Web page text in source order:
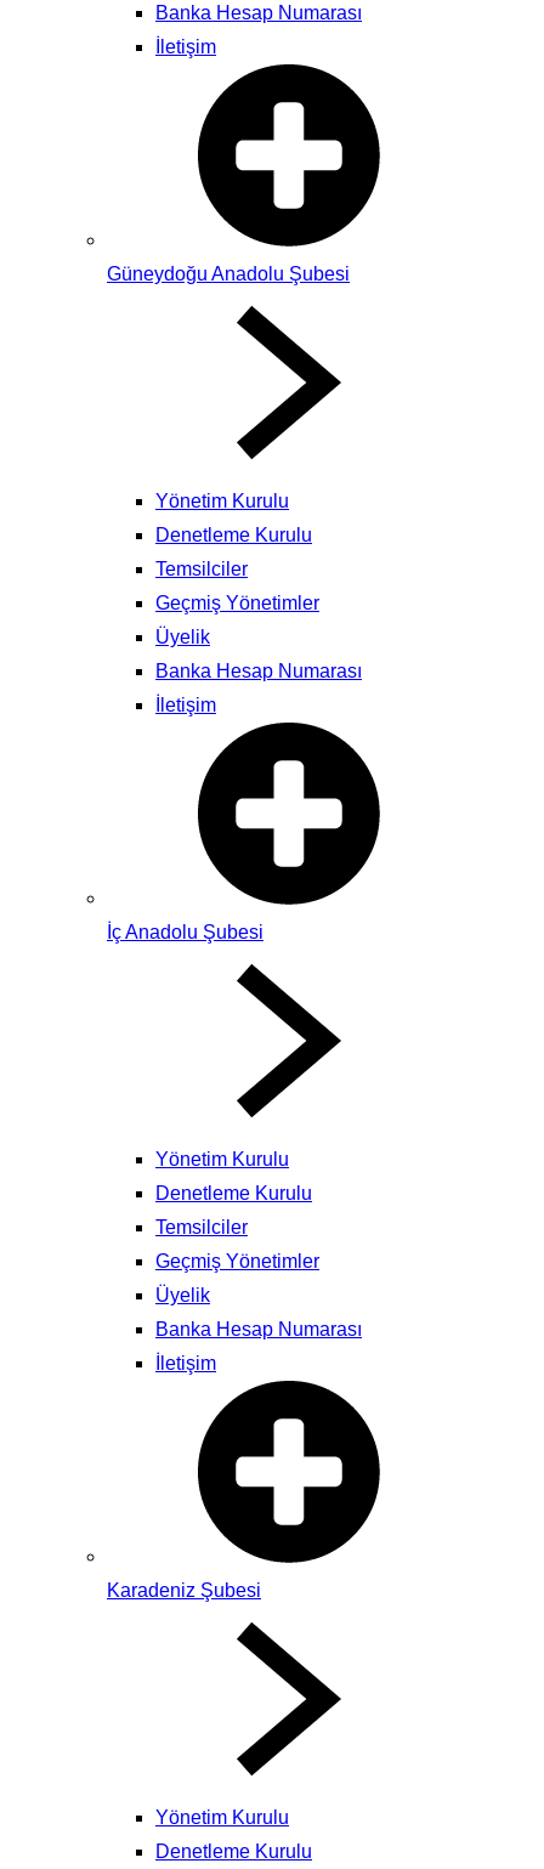
Banka Hesap Numarası
İletişim
Güneydoğu Anadolu Şubesi
Yönetim Kurulu
Denetleme Kurulu
Temsilciler
Geçmiş Yönetimler
Üyelik
Banka Hesap Numarası
İletişim
İç Anadolu Şubesi
Yönetim Kurulu
Denetleme Kurulu
Temsilciler
Geçmiş Yönetimler
Üyelik
Banka Hesap Numarası
İletişim
Karadeniz Şubesi
Yönetim Kurulu
Denetleme Kurulu